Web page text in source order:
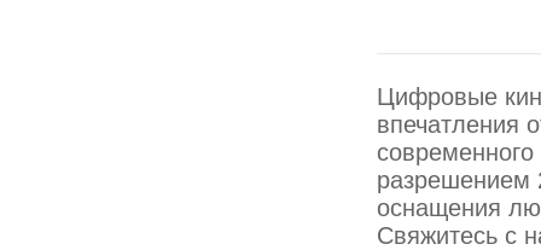
Цифровые
впечатления
разрешением
оснащения
Свяжитесь с